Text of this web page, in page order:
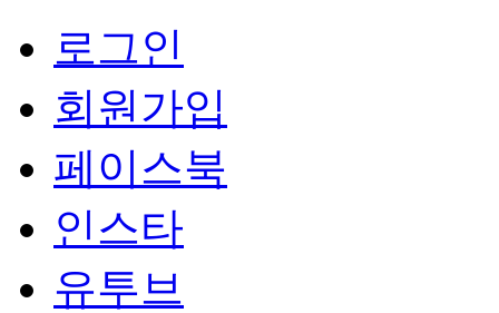
로그인
회원가입
페이스북
인스타
유투브